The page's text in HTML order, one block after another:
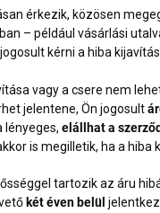
érkezik, közösen
– például vásárlási
kérni a hiba
vagy a csere nem
jelentene, Ön jogosult
lényeges, elállhat a
is megilletik, ha a hiba
tartozik az áru
két éven belül